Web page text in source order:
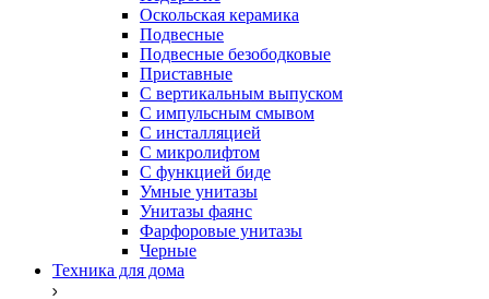
Оскольская керамика
Подвесные
Подвесные безободковые
Приставные
С вертикальным выпуском
С импульсным смывом
С инсталляцией
С микролифтом
С функцией биде
Умные унитазы
Унитазы фаянс
Фарфоровые унитазы
Черные
Техника для дома